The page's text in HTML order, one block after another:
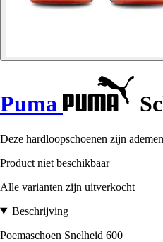
Puma
Deze hardloopschoenen zijn
Product niet beschikbaar
Alle varianten zijn uitverkocht
Beschrijving
Poemaschoen Snelheid 600